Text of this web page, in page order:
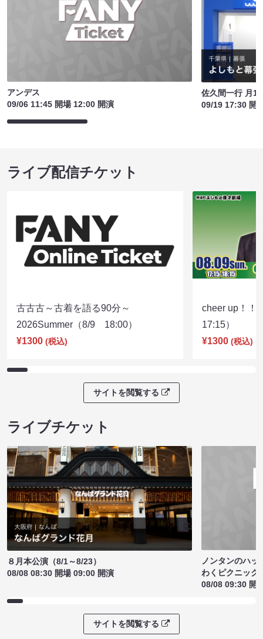
アンデス
09/06 11:45 開場 12:00 開演
佐久間一行 月1
09/19 17:30 開
ライブ配信チケット
古古古～古着を語る90分～
2026Summer（8/9 18:00）
¥1300 (税込)
cheer up！
17:15）
¥1300 (税込)
サイトを閲覧する
ライブチケット
８月本公演（8/1～8/23）
08/08 08:30 開場 09:00 開演
ノンタンのハッ
わくピクニック
08/08 09:30 開
サイトを閲覧する